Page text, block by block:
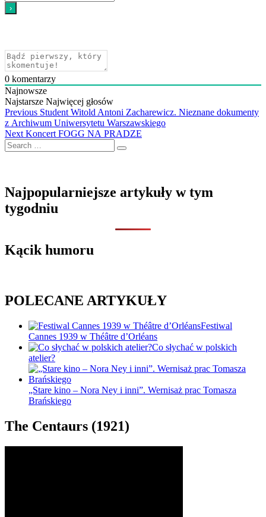
0 komentarzy
Najnowsze
Najstarsze Najwięcej głosów
Nawigacja
wpisu
Previous Previous
post:
Student Witold Antoni Zacharewicz. Nieznane dokumenty
z Archiwum Uniwersytetu Warszawskiego
Next Next
post:
Koncert FOGG NA PRADZE
Search
…
Najpopularniejsze artykuły w tym
tygodniu
Kącik humoru
POLECANE ARTYKUŁY
Festiwal
Cannes 1939 w Théâtre d’Orléans
Co słychać w polskich
atelier?
„Stare kino – Nora Ney i inni”. Wernisaż prac Tomasza
Brańskiego
The Centaurs (1921)